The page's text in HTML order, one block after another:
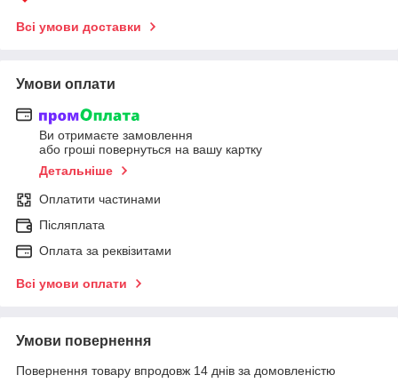
Всі умови доставки
Умови оплати
Ви отримаєте замовлення
або гроші повернуться на вашу картку
Детальніше
Оплатити частинами
Післяплата
Оплата за реквізитами
Всі умови оплати
Умови повернення
Повернення товару впродовж 14 днів за домовленістю